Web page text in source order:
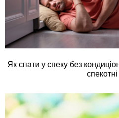
Як спати у спеку без
спекотні